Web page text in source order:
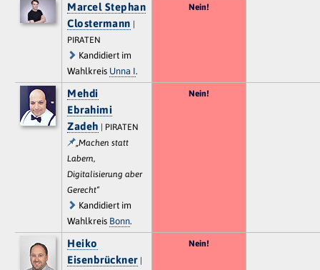
Marcel Stephan
Clostermann |
PIRATEN
Kandidiert im
Wahlkreis Unna I.
Nein!
Mehdi
Ebrahimi
Zadeh | PIRATEN
„Machen statt
Labern,
Digitalisierung aber
Gerecht“
Kandidiert im
Wahlkreis Bonn.
Nein!
Heiko
Eisenbrückner|
Nein!